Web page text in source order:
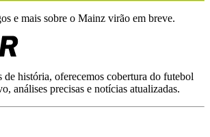
e mais sobre o Mainz virão em breve.
de história, oferecemos cobertura do futebol
análises precisas e notícias atualizadas.